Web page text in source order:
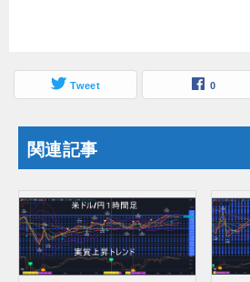
Tweet 0
関連記事